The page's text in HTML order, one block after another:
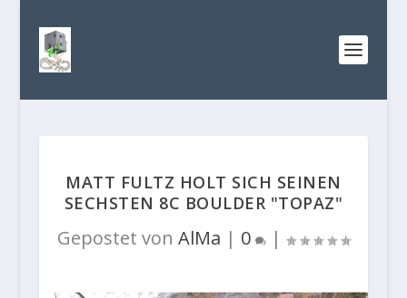
MATT FULTZ HOLT SICH SEINEN
SECHSTEN 8C BOULDER "TOPAZ"
Gepostet von AlMa | 0 |